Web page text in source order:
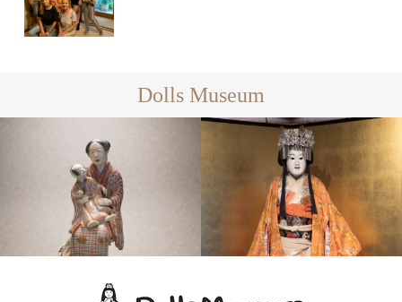
Dolls Museum
陶磁器人形
竹田・文楽人形